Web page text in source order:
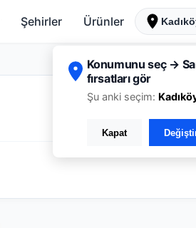
Şehirler Ürünler
Konumunu seç →
fırsatları gör
Şu anki seçim:
Kapat